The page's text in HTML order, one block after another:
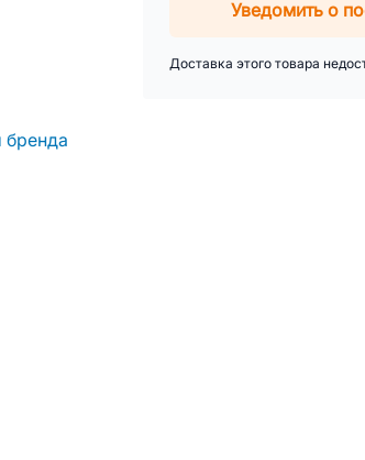
бренда
Уведомить о
Доставка этого товара